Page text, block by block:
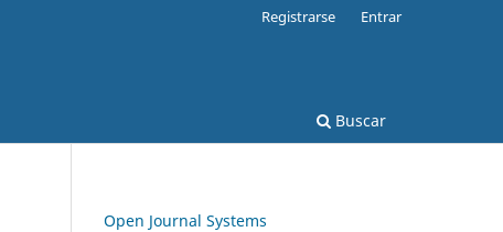
Buscar
Registrarse Entrar
Open Journal Systems